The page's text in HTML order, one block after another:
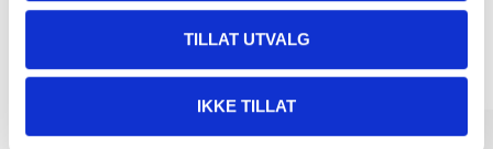
TILLAT UTVALG
IKKE TILLAT
Relaterte produkter